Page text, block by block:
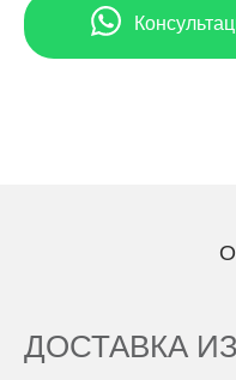
ДОСТАВКА